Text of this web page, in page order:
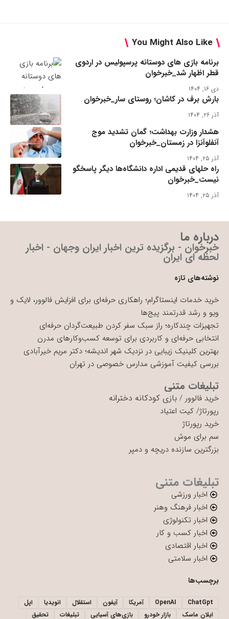
You Might Also Like
برنامه بازی های دوستانه پرسپولیس در اردوی
قطر اظهار شد_خبرخوان
دی ۱۶, ۱۴۰۴
بارش برف در کاشان؛ روستای سار_خبرخوان
آذر ۲۶, ۱۴۰۴
هشدار وزارت بهداشت؛ گمان تشدید موج
آنفلوآنزا در زمستان_خبرخوان
آذر ۲۵, ۱۴۰۴
راه حلهای قدیمی اداره دانشگاه‌ها دیگر پاسخگو
نیست_خبرخوان
آذر ۲۵, ۱۴۰۴
درباره ما
خبرخوان - برگزیده ترین اخبار ایران وجهان - اخبار
لحظه ای ایران
نوشته‌های تازه
خرید خدمات اینستاگرام؛ راهکاری حرفه‌ای برای افزایش فالوور، لایک و
ویو و رشد قدرتمند پیج‌ها
تجهیزات چندکاره؛ راز سبک سفر کردن طبیعت‌گردان حرفه‌ای
انتخابی حرفه‌ای و کاربردی برای توسعه کسب‌وکارهای مدرن
بهترین کلینیک زیبایی در نزدیک شهر اندیشه؛ دکتر مریم خیرآبادی
بررسی کیفیت آموزشی مدارس خصوصی در تهران
تبلیغات متنی
خرید فالوور / بازی کودکانه دخترانه
رپورتاژ/ کیت اعتیاد
خرید رپورتاژ
سم برای موش
بزرگترین سازنده دریچه و دمپر
تبلیغات متنی
اخبار ورزشی
اخبار فرهنگ وهنر
اخبار تکنولوژی
اخبار کسب و کار
اخبار اقتصادی
اخبار سلامتی
برچسب‌ها
ChatGpt
OpenAI آمریکا آیفون استقلال انویدیا
اپل
ایلان ماسک
بازار خودرو بازی‌های آسیایی تبلیغات تحقیق